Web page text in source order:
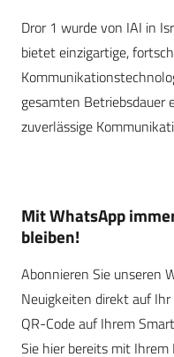
Dror 1 wurde von IAI in
bietet einzigartige,
gesamten Betriebsdauer
zuverlässige
Mit WhatsApp
bleiben!
Abonnieren Sie unseren
Neuigkeiten direkt auf
QR-Code auf Ihrem
Sie hier bereits mit